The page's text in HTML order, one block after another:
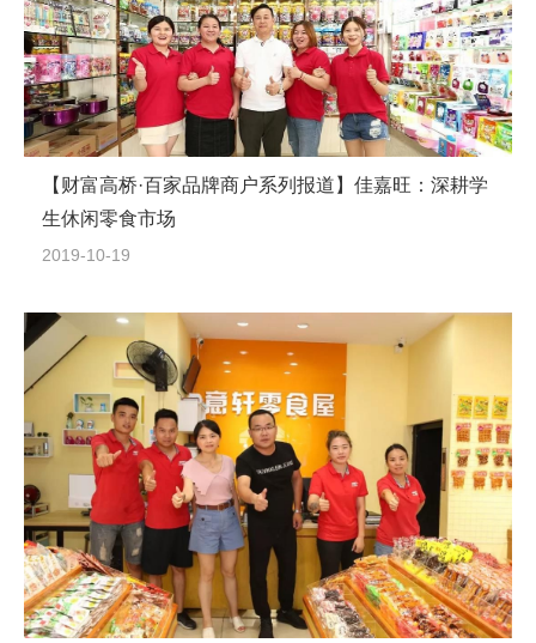
【财富高桥·百家品牌商户系列报道】佳嘉旺：深耕学
生休闲零食市场
2019-10-19